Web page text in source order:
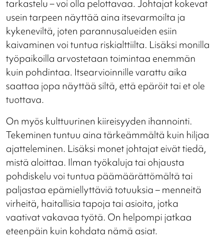
tarkastelu – voi olla pelottavaa. Johtajat kokevat
usein tarpeen näyttää aina itsevarmoilta ja
kykeneviltä, joten parannusalueiden esiin
kaivaminen voi tuntua riskialttiilta. Lisäksi monilla
työpaikoilla arvostetaan toimintaa enemmän
kuin pohdintaa. Itsearvioinnille varattu aika
saattaa jopa näyttää siltä, että epäröit tai et ole
tuottava.
On myös kulttuurinen kiireisyyden ihannointi.
Tekeminen tuntuu aina tärkeämmältä kuin hiljaa
ajatteleminen. Lisäksi monet johtajat eivät tiedä,
mistä aloittaa. Ilman työkaluja tai ohjausta
pohdiskelu voi tuntua päämäärättömältä tai
paljastaa epämiellyttäviä totuuksia – menneitä
virheitä, haitallisia tapoja tai asioita, jotka
vaativat vakavaa työtä. On helpompi jatkaa
eteenpäin kuin kohdata nämä asiat.